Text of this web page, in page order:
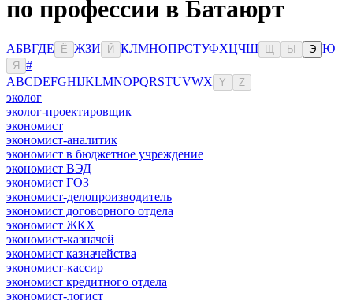
по профессии в Батаюрт
АБВГДЕ Ё ЖЗИ Й КЛМНОПРСТУФХЦЧШ Ы Э Ю
Я
#
ABCDEFGHIJKLMNOPQRSTUVWX Y Z
эколог
эколог-проектировщик
экономист
экономист-аналитик
экономист в бюджетное учреждение
экономист ВЭД
экономист ГОЗ
экономист-делопроизводитель
экономист договорного отдела
экономист ЖКХ
экономист-казначей
экономист казначейства
экономист-кассир
экономист кредитного отдела
экономист-логист